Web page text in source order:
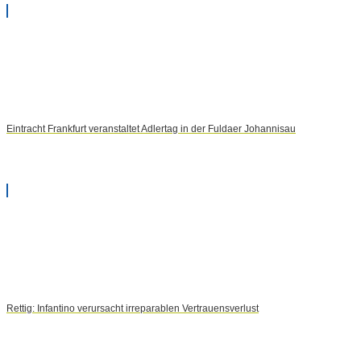
Eintracht Frankfurt veranstaltet Adlertag in der Fuldaer Johannisau
Rettig: Infantino verursacht irreparablen Vertrauensverlust